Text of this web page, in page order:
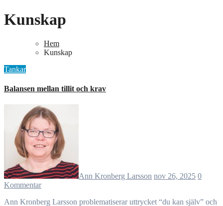
Kunskap
Hem
Kunskap
Tankar
Balansen mellan tillit och krav
Ann Kronberg Larsson nov 26, 2025 0
Kommentar
Ann Kronberg Larsson problematiserar uttrycket “du kan själv” och